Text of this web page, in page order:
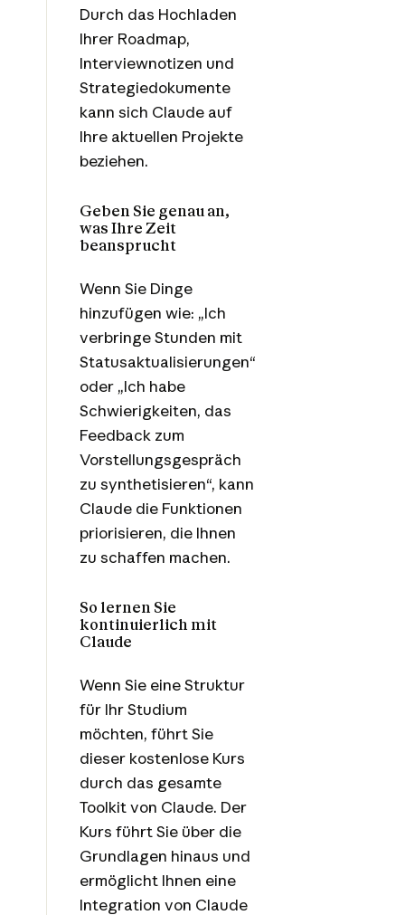
Durch das Hochladen
Ihrer Roadmap,
Interviewnotizen und
Strategiedokumente
kann sich Claude auf
Ihre aktuellen Projekte
beziehen.
Geben Sie genau an,
was Ihre Zeit
beansprucht
Wenn Sie Dinge
hinzufügen wie: „Ich
verbringe Stunden mit
Statusaktualisierungen“
oder „Ich habe
Schwierigkeiten, das
Feedback zum
Vorstellungsgespräch
zu synthetisieren“, kann
Claude die Funktionen
priorisieren, die Ihnen
zu schaffen machen.
So lernen Sie
kontinuierlich mit
Claude
Wenn Sie eine Struktur
für Ihr Studium
möchten, führt Sie
dieser kostenlose Kurs
durch das gesamte
Toolkit von Claude. Der
Kurs führt Sie über die
Grundlagen hinaus und
ermöglicht Ihnen eine
Integration von Claude